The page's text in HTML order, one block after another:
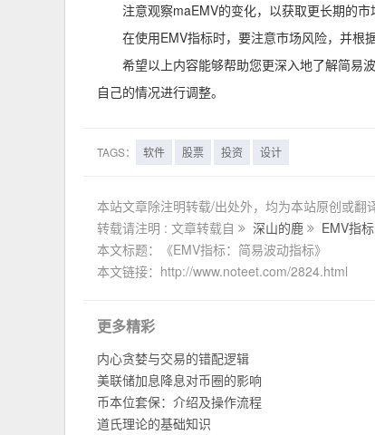
注意观察maEMV的变化，以获取更长期的市
在使用EMV指标时，要注意市场风险，并根
希望以上内容能够帮助您更深入地了解简易
自己的情况进行调整。
TAGS： 软件 股票 投资 设计
本站文章除注明转载/出处外，均为本站原创或翻
转载请注明 : 文章转载自
深山的鹿
EMV指
本文标题：《EMV指标：简易波动指标》
本文链接：http://www.noteet.com/2824.html
更多精彩
内心贪婪与交易的错配逻辑
美联储加息降息对币圈的影响
币本位套保：介绍及操作流程
道氏理论的基础知识